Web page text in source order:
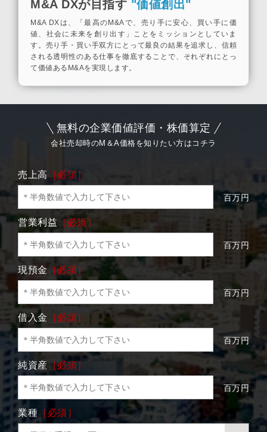
M&A DXが目指す "価値創出"
M&A DXは、「最高のM&Aで、売り手に安心、買い手に価
値、社会に未来を創り出す」ことをミッションとしていま
す。売り手・買い手双方にとって最良の結果を追求し、信頼
される透明性のある仕事を徹底することで、それぞれにとっ
て価値あるM&Aを実現します。
無料の企業価値評価・株価算定
会社売却時のM＆A価格を知りたい方はコチラ
売上高 ［必須］
百万円
営業利益 ［必須］
百万円
現預金［必須］
百万円
借入金 ［必須］
百万円
純資産 ［必須］
百万円
業種 ［必須］